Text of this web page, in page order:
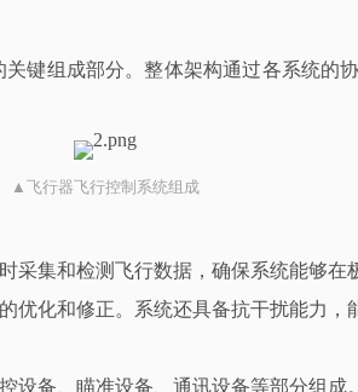
键组成部分。整体架构通过各系统的
▲飞行器飞行控制系统组成
集和检测飞行数据，确保系统能够
化和修正。系统还具备抗干扰能力，
备、瞄准设备、通讯设备等部分组